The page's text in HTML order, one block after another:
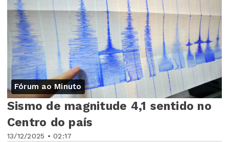
Fórum ao Minuto
13/12/2025 • 02:17
Sismo de magnitude 4,1 sentido no
Centro do país